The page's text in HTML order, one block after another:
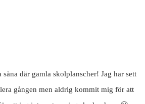
där gamla skolplanscher! Jag har sett
gången men aldrig kommit mig för att